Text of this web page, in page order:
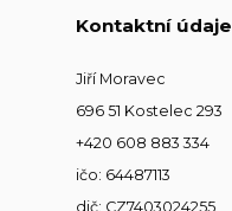
Kontaktní údaje
Jiří Moravec
696 51 Kostelec 293
+420 608 883 334
ičo: 64487113
dič: CZ7403024255